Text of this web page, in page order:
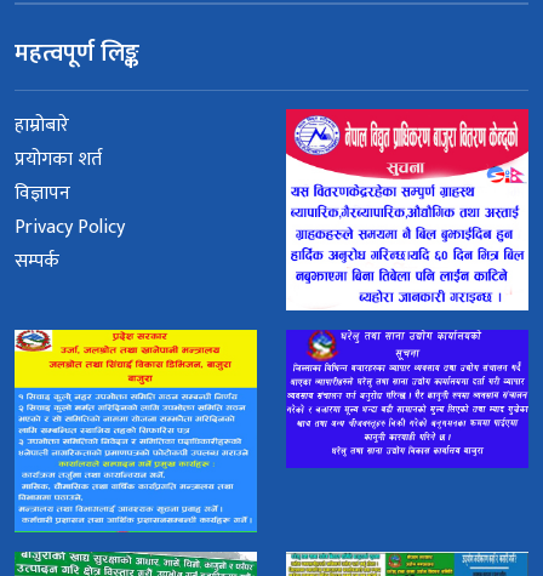
महत्वपूर्ण लिङ्क
हाम्रोबारे
प्रयोगका शर्त
विज्ञापन
Privacy Policy
सम्पर्क